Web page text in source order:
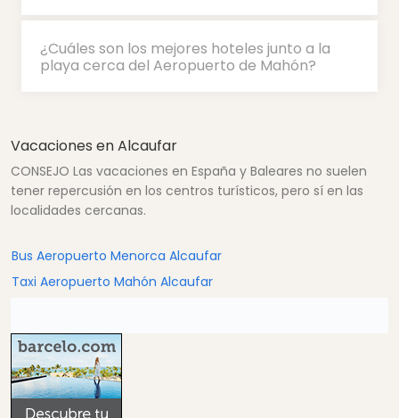
¿Cuáles son los mejores hoteles junto a la
playa cerca del Aeropuerto de Mahón?
Vacaciones en Alcaufar
CONSEJO Las vacaciones en España y Baleares no suelen
tener repercusión en los centros turísticos, pero sí en las
localidades cercanas.
Bus Aeropuerto Menorca Alcaufar
Taxi Aeropuerto Mahón Alcaufar